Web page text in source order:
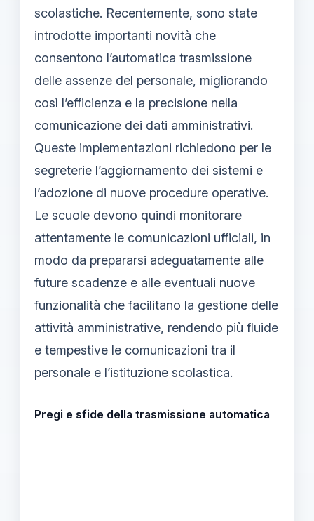
scolastiche. Recentemente, sono state
introdotte importanti novità che
consentono l’automatica trasmissione
delle assenze del personale, migliorando
così l’efficienza e la precisione nella
comunicazione dei dati amministrativi.
Queste implementazioni richiedono per le
segreterie l’aggiornamento dei sistemi e
l’adozione di nuove procedure operative.
Le scuole devono quindi monitorare
attentamente le comunicazioni ufficiali, in
modo da prepararsi adeguatamente alle
future scadenze e alle eventuali nuove
funzionalità che facilitano la gestione delle
attività amministrative, rendendo più fluide
e tempestive le comunicazioni tra il
personale e l’istituzione scolastica.
Pregi e sfide della trasmissione automatica